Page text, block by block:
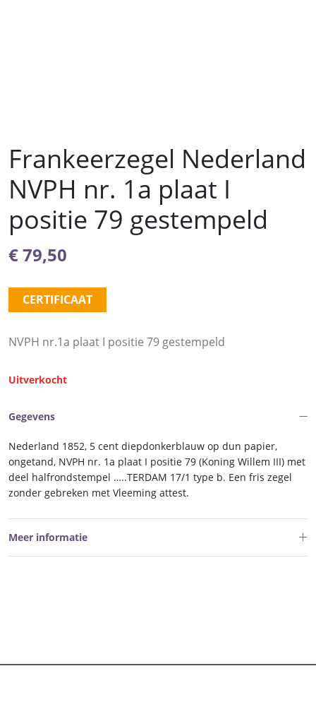
Frankeerzegel Nederland
NVPH nr. 1a plaat I
positie 79 gestempeld
€79,50
CERTIFICAAT
NVPH nr.1a plaat I positie 79 gestempeld
Uitverkocht
Gegevens
Nederland 1852, 5 cent diepdonkerblauw op dun papier,
ongetand, NVPH nr. 1a plaat I positie 79 (Koning Willem III) met
deel halfrondstempel …..TERDAM 17/1 type b. Een fris zegel
zonder gebreken met Vleeming attest.
Meer informatie